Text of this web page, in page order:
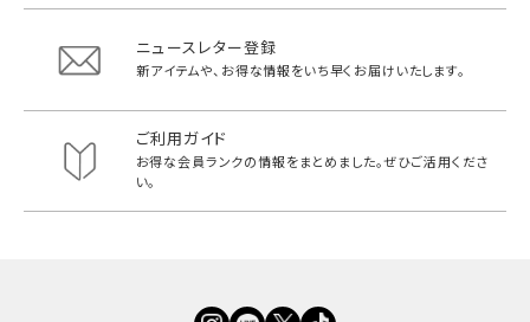
ニュースレター登録
新アイテムや、お得な情報をいち早く お届けいたします。
ご利用ガイド
お得な会員ランクの情報をまとめました。ぜひご活用くださ
い。